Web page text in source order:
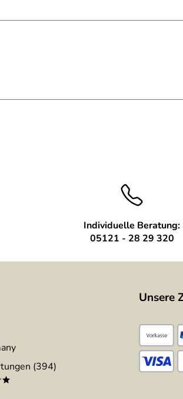
hatte, sehr hochwertig
Individuelle Beratung:
05121 - 28 29 320
(394)
Unsere